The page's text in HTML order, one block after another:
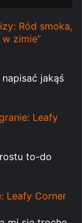
Ród smoka,
zimie”
jakąś
Leafy
to-do
Leafy Corner